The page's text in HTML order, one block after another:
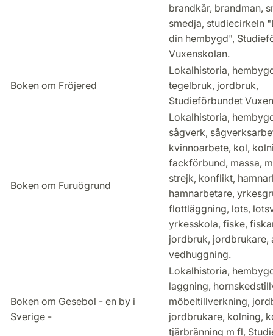
brandkår, brandman,
smedja, studiecirkeln
din hembygd",
Vuxenskolan.
Boken om Fröjered
Lokalhistoria,
tegelbruk, jordbruk,
Studieförbundet
Boken om Furuögrund
Lokalhistoria,
sågverk,
kvinnoarbete, kol,
fackförbund, massa,
strejk, konflikt,
hamnarbetare,
flottläggning, lots,
yrkesskola, fiske,
jordbruk, jordbrukare,
vedhuggning.
Boken om Gesebol - en by i
Sverige -
Lokalhistoria,
laggning,
möbeltillverkning,
jordbrukare, kolning,
tjärbränning m fl,